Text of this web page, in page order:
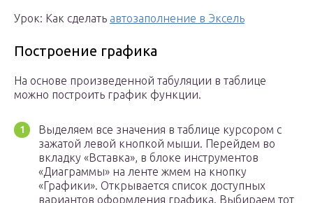
Урок: Как сделать автозаполнение в Эксель
Построение графика
На основе произведенной табуляции в таблице
можно построить график функции.
Выделяем все значения в таблице курсором с
зажатой левой кнопкой мыши. Перейдем во
вкладку «Вставка», в блоке инструментов
«Диаграммы» на ленте жмем на кнопку
«Графики». Открывается список доступных
вариантов оформления графика. Выбираем тот